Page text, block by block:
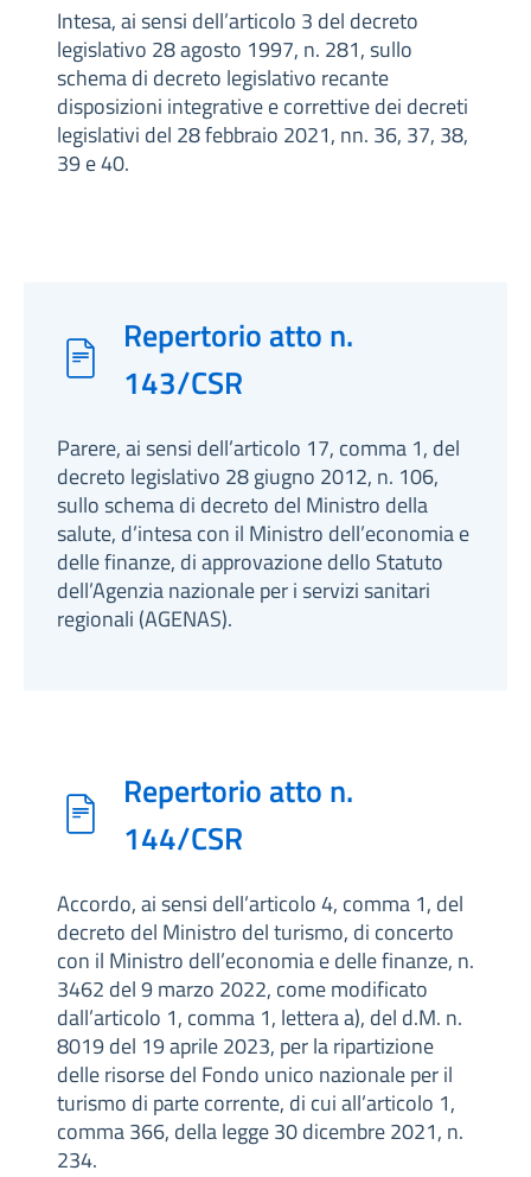
Intesa, ai sensi dell’articolo 3 del decreto
legislativo 28 agosto 1997, n. 281, sullo
schema di decreto legislativo recante
disposizioni integrative e correttive dei decreti
legislativi del 28 febbraio 2021, nn. 36, 37, 38,
39 e 40.
Repertorio atto n.
143/CSR
Parere, ai sensi dell’articolo 17, comma 1, del
decreto legislativo 28 giugno 2012, n. 106,
sullo schema di decreto del Ministro della
salute, d’intesa con il Ministro dell’economia e
delle finanze, di approvazione dello Statuto
dell’Agenzia nazionale per i servizi sanitari
regionali (AGENAS).
Repertorio atto n.
144/CSR
Accordo, ai sensi dell’articolo 4, comma 1, del
decreto del Ministro del turismo, di concerto
con il Ministro dell’economia e delle finanze, n.
3462 del 9 marzo 2022, come modificato
dall’articolo 1, comma 1, lettera a), del d.M. n.
8019 del 19 aprile 2023, per la ripartizione
delle risorse del Fondo unico nazionale per il
turismo di parte corrente, di cui all’articolo 1,
comma 366, della legge 30 dicembre 2021, n.
234.